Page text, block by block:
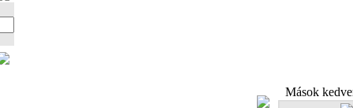
Mások